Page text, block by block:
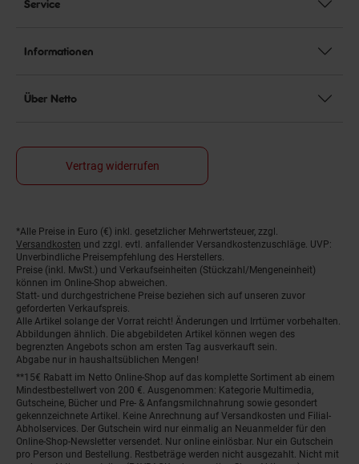
Service
Informationen
Über Netto
Vertrag widerrufen
Fußnoten
*Alle Preise in Euro (€) inkl. gesetzlicher Mehrwertsteuer, zzgl.
Versandkosten und zzgl. evtl. anfallender Versandkostenzuschläge. UVP:
Unverbindliche Preisempfehlung des Herstellers.
Preise (inkl. MwSt.) und Verkaufseinheiten (Stückzahl/Mengeneinheit)
können im Online-Shop abweichen.
Statt- und durchgestrichene Preise beziehen sich auf unseren zuvor
geforderten Verkaufspreis.
Alle Artikel solange der Vorrat reicht! Änderungen und Irrtümer vorbehalten.
Abbildungen ähnlich. Die abgebildeten Artikel können wegen des
begrenzten Angebots schon am ersten Tag ausverkauft sein.
Abgabe nur in haushaltsüblichen Mengen!
**15€ Rabatt im Netto Online-Shop auf das komplette Sortiment ab einem
Mindestbestellwert von 200 €. Ausgenommen: Kategorie Multimedia,
Gutscheine, Bücher und Pre- & Anfangsmilchnahrung sowie gesondert
gekennzeichnete Artikel. Keine Anrechnung auf Versandkosten und Filial-
Abholservices. Der Gutschein wird nur einmalig an Neuanmelder für den
Online-Shop-Newsletter versendet. Nur online einlösbar. Nur ein Gutschein
pro Person und Bestellung. Restbeträge werden nicht ausgezahlt. Nicht mit